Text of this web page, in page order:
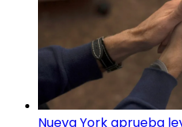
Nueva York aprueba